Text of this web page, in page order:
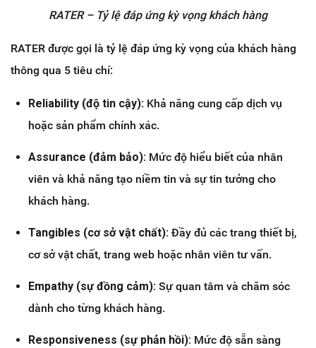
RATER – Tỷ lệ đáp ứng kỳ vọng khách hàng
RATER được gọi là tỷ lệ đáp ứng kỳ vọng của khách hàng
thông qua 5 tiêu chí:
Reliability (độ tin cậy): Khả năng cung cấp dịch vụ
hoặc sản phẩm chính xác.
Assurance (đảm bảo): Mức độ hiểu biết của nhân
viên và khả năng tạo niềm tin và sự tin tưởng cho
khách hàng.
Tangibles (cơ sở vật chất): Đầy đủ các trang thiết bị,
cơ sở vật chất, trang web hoặc nhân viên tư vấn.
Empathy (sự đồng cảm): Sự quan tâm và chăm sóc
dành cho từng khách hàng.
Responsiveness (sự phản hồi): Mức độ sẵn sàng